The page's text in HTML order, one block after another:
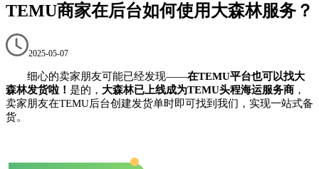
TEMU商家在后台如何使用大森林服务？
2025-05-07
细心的卖家朋友可能已经发现——在TEMU平台也可以找大
森林发货啦！ 是的， 大森林已上线成为TEMU头程海运服务商 ，
卖家朋友在TEMU后台创建发货单时即可找到我们，实现一站式备
货。